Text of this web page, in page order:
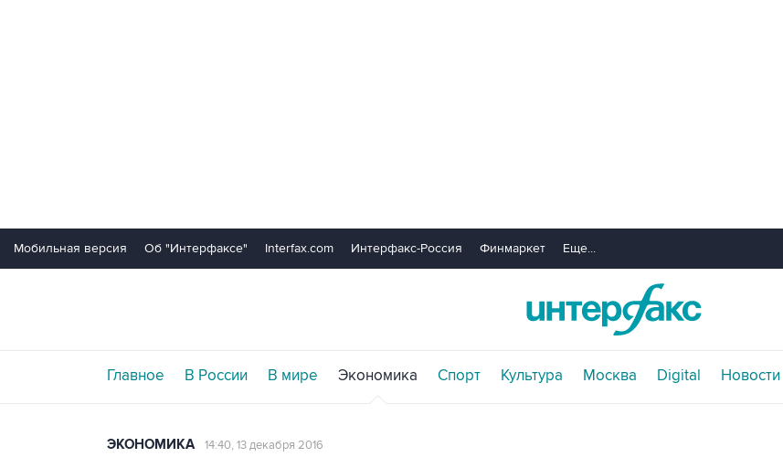
Мобильная версия Об "Интерфаксе" Interfax.com Интерфакс-Россия Финмаркет Еще...
Главное В России В мире Экономика Спорт Культура Москва Digital Новости
ЭКОНОМИКА 14:40, 13 декабря 2016